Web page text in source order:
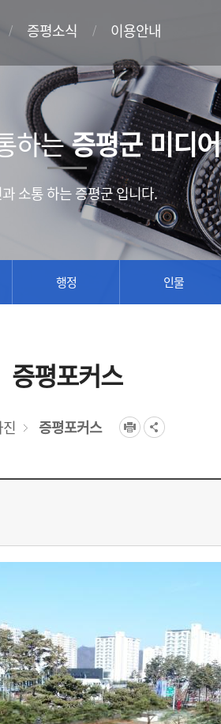
증평소식 이용안내
하는증평군 미디어
소통 하는 증평군 입니다.
행정 인물
증평포커스
증평포커스